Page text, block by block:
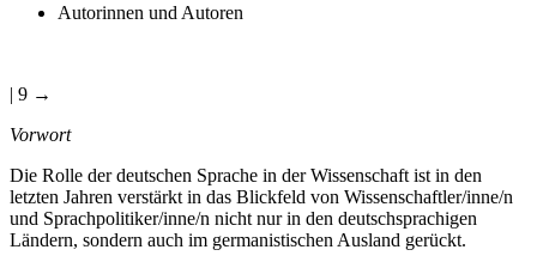
Autorinnen und Autoren
| 9 →
Vorwort
Die Rolle der deutschen Sprache in der Wissenschaft ist in den
letzten Jahren verstärkt in das Blickfeld von Wissenschaftler/inne/n
und Sprachpolitiker/inne/n nicht nur in den deutschsprachigen
Ländern, sondern auch im germanistischen Ausland gerückt.